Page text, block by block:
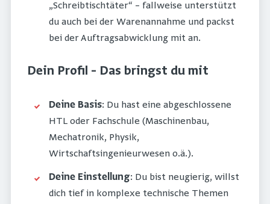
„Schreibtischtäter“ – fallweise unterstützt
du auch bei der Warenannahme und packst
bei der Auftragsabwicklung mit an.
Dein Profil – Das bringst du mit
Deine Basis: Du hast eine abgeschlossene
HTL oder Fachschule (Maschinenbau,
Mechatronik, Physik,
Wirtschaftsingenieurwesen o.ä.).
Deine Einstellung: Du bist neugierig, willst
dich tief in komplexe technische Themen